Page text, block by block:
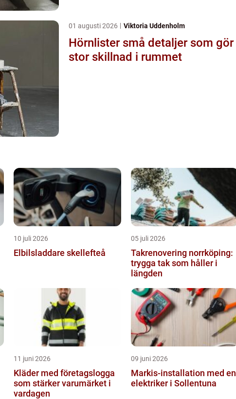
01 augusti 2026 Viktoria Uddenholm
Hörnlister små detaljer som gör
stor skillnad i rummet
10 juli 2026
Elbilsladdare skellefteå
05 juli 2026
Takrenovering norrköping:
trygga tak som håller i
längden
11 juni 2026
Kläder med företagslogga
som stärker varumärket i
vardagen
09 juni 2026
Markis-installation med en
elektriker i Sollentuna